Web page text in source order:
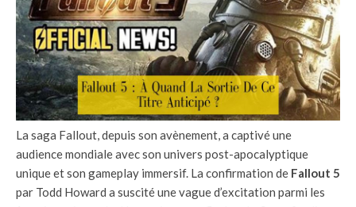
La saga Fallout, depuis son avènement, a captivé une
audience mondiale avec son univers post-apocalyptique
unique et son gameplay immersif. La confirmation de Fallout 5
par Todd Howard a suscité une vague d’excitation parmi les